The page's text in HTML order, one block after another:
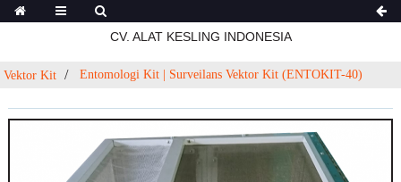
CV. ALAT KESLING INDONESIA
Vektor Kit Entomologi Kit | Surveilans Vektor Kit (ENTOKIT-40)